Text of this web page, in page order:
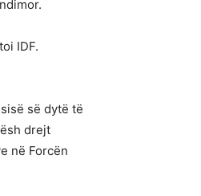
IDF.
së dytë të
drejt
në Forcën